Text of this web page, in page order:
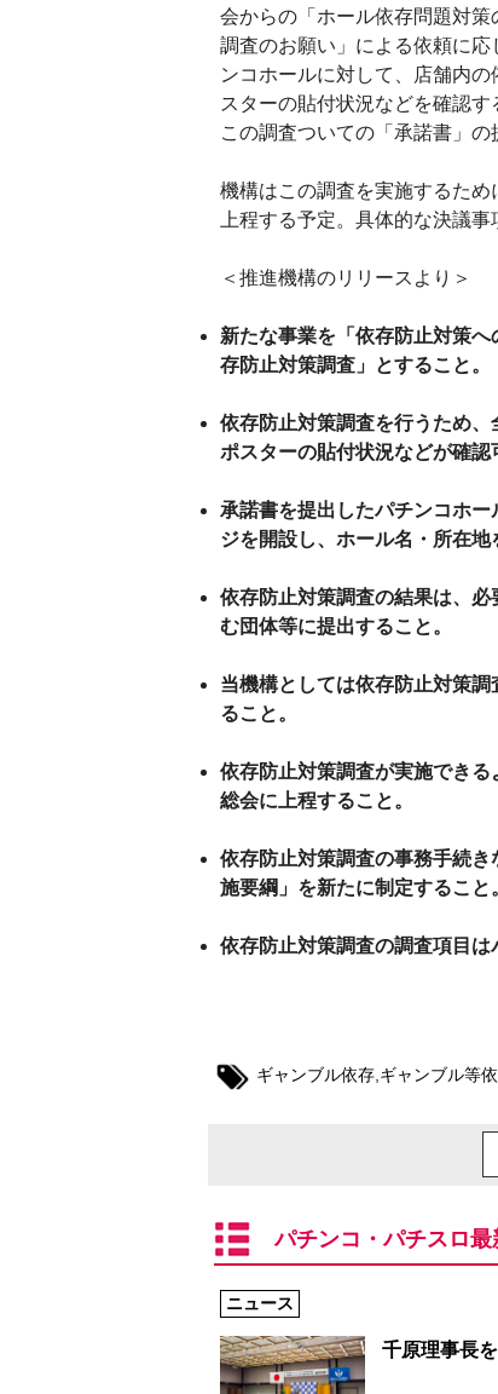
会からの「ホール依存問題対
調査のお願い」による依頼に
ンコホールに対して、店舗内
スターの貼付状況などを確認す
この調査ついての「承諾書」の
機構はこの調査を実施するた
上程する予定。具体的な決議事
＜推進機構のリリースより＞
新たな事業を「依存防止対策
存防止対策調査」とすること。
依存防止対策調査を行うため
ポスターの貼付状況などが確認
承諾書を提出したパチンコホ
ジを開設し、ホール名・所在地
依存防止対策調査の結果は、
む団体等に提出すること。
当機構としては依存防止対策
ること。
依存防止対策調査が実施でき
総会に上程すること。
依存防止対策調査の事務手続
施要綱」を新たに制定すること
依存防止対策調査の調査項目は
ギャンブル依存,ギャンブル等
パチンコ・パチスロ最
ニュース
千原理事長